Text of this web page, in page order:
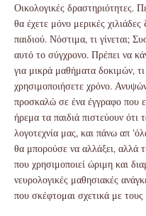
Οικολογικές δραστηριότητες.
θα έχετε μόνο μερικές
παιδιού. Νόστιμα, τι γίνεται;
αυτό το σύγχρονο. Πρέπει να
για μικρά μαθήματα δοκιμών,
χρησιμοποιήσετε χρόνο.
προσκαλώ σε ένα έγγραφο που
ήρεμα τα παιδιά πιστεύουν
λογοτεχνία μας, και πάνω απ
θα μπορούσε να αλλάξει, αλλά
που χρησιμοποιεί ώριμη και
νευρολογικές μαθησιακές
που σκέφτομαι σχετικά με